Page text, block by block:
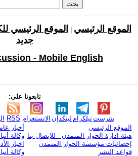
الموقع الرئيسي الموقع الرئيسي
جديد
- Mobile English
تابعونا على:
RSS الانستغرام لينكدإن تيلكرامبنترست
الموقع الرئيسي
هيئة ادارة الحوار المتمدن - للإتصال بنا
إحصائيات مؤسسة الحوار المتمدن
قواعد النشر
أخبار
وكالة
اخبار
وكالة